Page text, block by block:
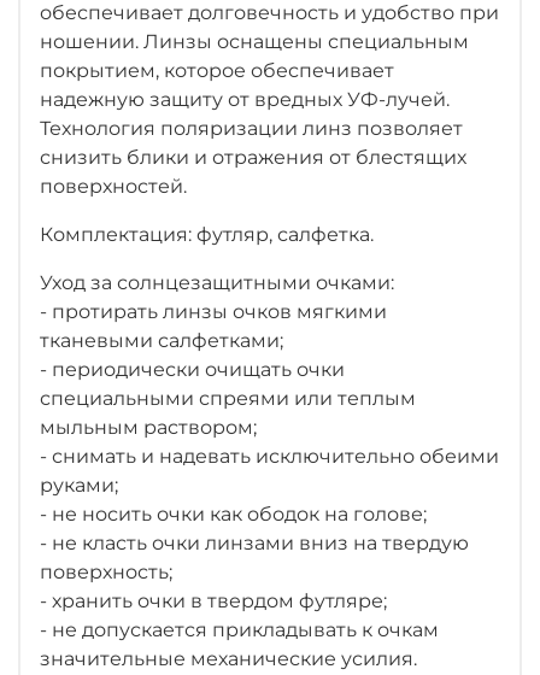
обеспечивает долговечность и удобство при
ношении. Линзы оснащены специальным
покрытием, которое обеспечивает
надежную защиту от вредных УФ-лучей.
Технология поляризации линз позволяет
снизить блики и отражения от блестящих
поверхностей.
Комплектация: футляр, салфетка.
Уход за солнцезащитными очками:
- протирать линзы очков мягкими
тканевыми салфетками;
- периодически очищать очки
специальными спреями или теплым
мыльным раствором;
- снимать и надевать исключительно обеими
руками;
- не носить очки как ободок на голове;
- не класть очки линзами вниз на твердую
поверхность;
- хранить очки в твердом футляре;
- не допускается прикладывать к очкам
значительные механические усилия.